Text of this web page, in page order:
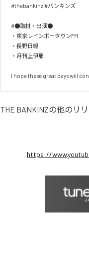
#thebankinz #バンキンズ
#●取材・出演●
・東京レインボータウンFM
・長野日報
・月刊上伊那
I hope these great days will
THE BANKINZの他のリリ
https://